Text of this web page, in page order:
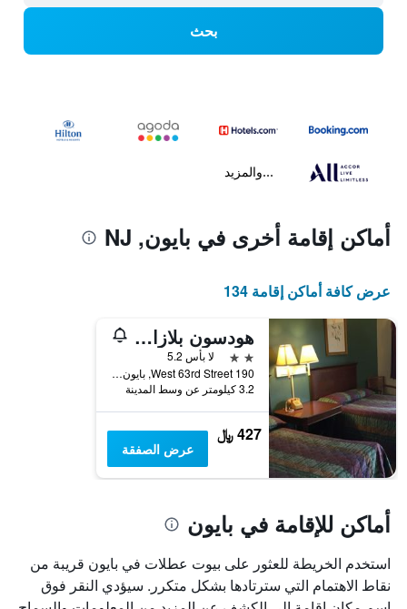
بحث
...والمزيد
أماكن إقامة أخرى في بايون, NJ
عرض كافة أماكن إقامة 134
هودسون بلازا موتل بايون / جيرسي سيتي
2 نجمتين
لا بأس 5.2
190 West 63rd Street, بايون, NJ, الولايات المتحدة الأميريكية
3.2 كيلومتر عن وسط المدينة
427 ﷼
عرض الصفقة
أماكن للإقامة في بايون
استخدم الخريطة للعثور على بيوت عطلات في بايون قريبة من
نقاط الاهتمام التي سترتادها بشكل متكرر. سيؤدي النقر فوق